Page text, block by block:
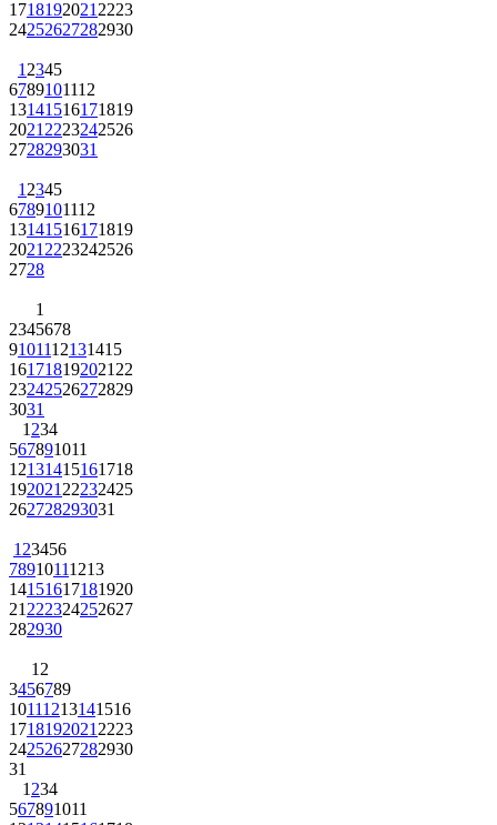
1718192021 2223
24252627282930
1 2345
6789101112
13141516171819
2021 2223242526
2728293031
1 2345
6789101112
13141516171819
2021 2223242526
2728
1
2345678
9101112131415
161718192021 22
23242526272829
3031
1 234
567891011
12131415161718
192021 22232425
262728293031
1 23456
78910111213
14151617181920
21 222324252627
282930
1 2
3456789
10111213141516
1718192021 2223
24252627282930
31
1 234
567891011